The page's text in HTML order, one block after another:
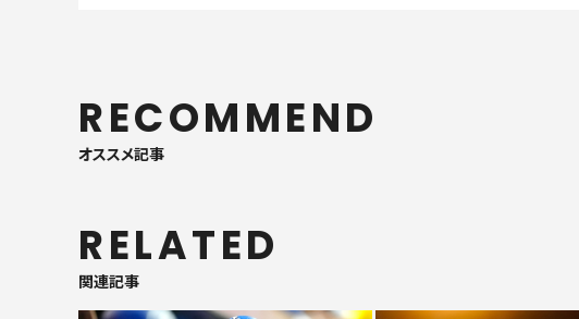
RECOMMEND
オススメ記事
RELATED
関連記事